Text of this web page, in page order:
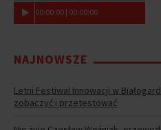
00:00:00 | 00:00:00
NAJNOWSZE
Letni Festiwal Innowacji w
zobaczyć i przetestować